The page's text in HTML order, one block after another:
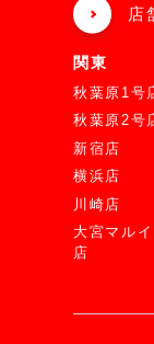
店
関東
秋葉原1号
秋葉原2号
新宿店
横浜店
川崎店
大宮マルイ
店